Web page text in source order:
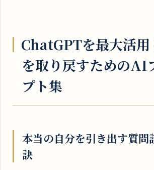
ChatGPTを最大活用
を取り戻すためのAI
プト集
本当の自分を引き出す質問
訣